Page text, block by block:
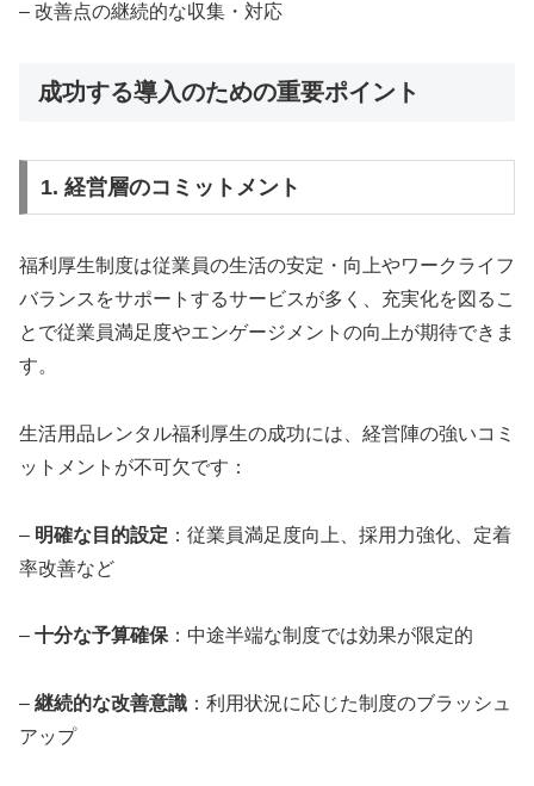
– 改善点の継続的な収集・対応
成功する導入のための重要ポイント
1. 経営層のコミットメント
福利厚生制度は従業員の生活の安定・向上やワークライフ
バランスをサポートするサービスが多く、充実化を図るこ
とで従業員満足度やエンゲージメントの向上が期待できま
す。
生活用品レンタル福利厚生の成功には、経営陣の強いコミ
ットメントが不可欠です：
– 明確な目的設定 ：従業員満足度向上、採用力強化、定着
率改善など
– 十分な予算確保：中途半端な制度では効果が限定的
– 継続的な改善意識 ：利用状況に応じた制度のブラッシュ
アップ